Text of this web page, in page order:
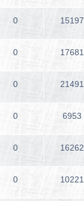
0 15197
0 17681
0 21491
0 6953
0 16262
0 10221